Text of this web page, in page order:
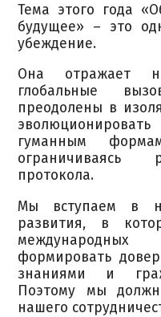
Тема этого года
будущее» – это
убеждение.
Она отражает
глобальные
преодолены в
гуманным
ограничиваясь
протокола.
Мы вступаем в
развития, в
формировать
знаниями и
Поэтому мы
нашего